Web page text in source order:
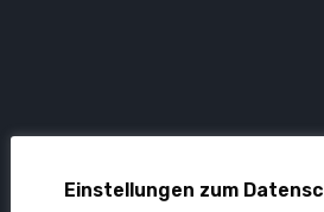
Einstellungen zum